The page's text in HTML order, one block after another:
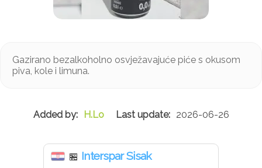
Gazirano bezalkoholno osvježavajuće piće s okusom
piva, kole i limuna.
H.Lo 2026-06-26
🏪 Interspar Sisak